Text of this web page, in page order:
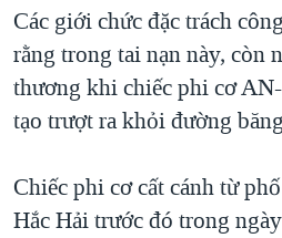
GIÁO DỤC
CHI PHÍ CHIẾN TRANH
CÁC GIÁ TRỊ CỘNG HÒA Ở
THƯỢNG ĐỈNH TRUMP-KIM
TRỊNH VĨNH BÌNH VS. CHÍNH
BÊN KIA QUỐC LỘ: TIẾNG
Các giới chức đặc trách
rằng trong tai nạn này, còn
thương khi chiếc phi cơ
tạo trượt ra khỏi đường
Chiếc phi cơ cất cánh từ
Hắc Hải trước đó trong